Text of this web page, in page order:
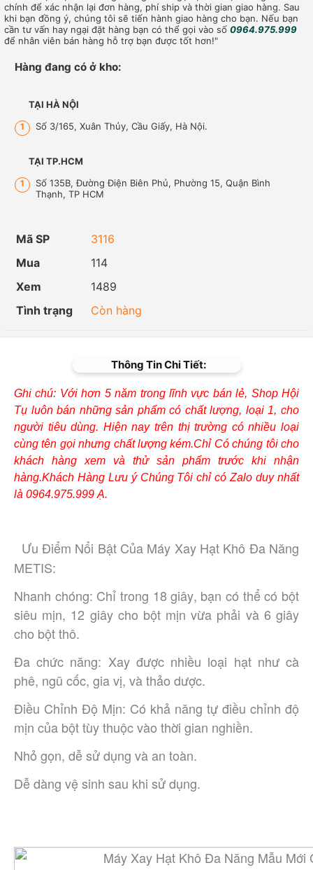
chính để xác nhận lại đơn hàng, phí ship và thời gian giao hàng. Sau
khi bạn đồng ý, chúng tôi sẽ tiến hành giao hàng cho bạn. Nếu bạn
cần tư vấn hay ngại đặt hàng bạn có thể gọi vào số 0964.975.999
để nhân viên bán hàng hỗ trợ bạn được tốt hơn!"
Hàng đang có ở kho:
TẠI HÀ NỘI
1 Số 3/165, Xuân Thủy, Cầu Giấy, Hà Nội.
TẠI TP.HCM
1
Số 135B, Đường Điện Biên Phủ, Phường 15, Quận Bình
Thạnh, TP HCM
Mã SP
3116
Mua
114
Xem
1489
Tình trạng
Còn hàng
Thông Tin Chi Tiết:
Ghi chú: Với hơn 5 năm trong lĩnh vực bán lẻ, Shop Hội
Tụ luôn bán những sản phẩm có chất lượng, loại 1, cho
người tiêu dùng. Hiện nay trên thị trường có nhiều loại
cùng tên gọi nhưng chất lượng kém.Chỉ Có chúng tôi cho
khách hàng xem và thử sản phẩm trước khi nhận
hàng.Khách Hàng Lưu ý Chúng Tôi chỉ có Zalo duy nhất
là 0964.975.999 Ạ.
Ưu Điểm Nổi Bật Của Máy Xay Hạt Khô Đa Năng
METIS:
Nhanh chóng: Chỉ trong 18 giây, bạn có thể có bột
siêu mịn, 12 giây cho bột mịn vừa phải và 6 giây
cho bột thô.
Đa chức năng: Xay được nhiều loại hạt như cà
phê, ngũ cốc, gia vị, và thảo dược.
Điều Chỉnh Độ Mịn: Có khả năng tự điều chỉnh độ
mịn của bột tùy thuộc vào thời gian nghiền.
Nhỏ gọn, dễ sử dụng và an toàn.
Dễ dàng vệ sinh sau khi sử dụng.